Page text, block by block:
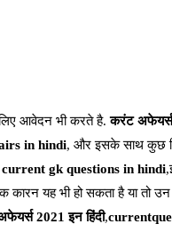
आवेदन भी करते है.करंट
in hindi, और इसके साथ कुछ
current gk questions in hindi
यह भी हो सकता है या तो
2021 इन हिंदी,